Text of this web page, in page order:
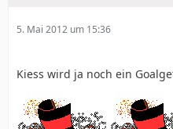
5. Mai 2012 um 15:36
Kiess wird ja noch ein